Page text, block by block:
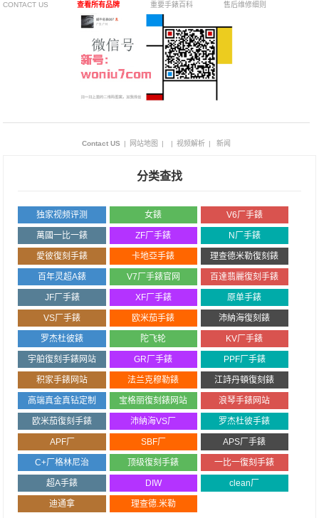
CONTACT US 查看所有品牌 重要手錶百科 售后维修细则
Contact US | 网站地图 | | 视频解析 | 新闻
分类查找
独家视频评测 女錶 V6厂手錶
萬國一比一錶 ZF厂手錶 N厂手錶
愛彼復刻手錶 卡地亞手錶 理查德米勒復刻錶
百年灵超A錶 V7厂手錶官网 百達翡麗復刻手錶
JF厂手錶 XF厂手錶 原单手錶
VS厂手錶 欧米茄手錶 沛納海復刻錶
罗杰杜彼錶 陀飞轮 KV厂手錶
宇舶復刻手錶网站 GR厂手錶 PPF厂手錶
积家手錶网站 法兰克穆勒錶 江詩丹頓復刻錶
高端真金真钻定制 宝格丽復刻錶网站 浪琴手錶网站
欧米茄復刻手錶 沛納海VS厂 罗杰杜彼手錶
APF厂 SBF厂 APS厂手錶
C+厂格林尼治 顶级復刻手錶 一比一復刻手錶
超A手錶 DIW clean厂
迪通拿 理查德.米勒